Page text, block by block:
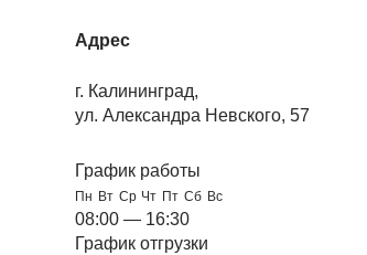
Адрес
г. Калининград,
ул. Александра Невского, 57
График работы
Пн Вт Ср Чт Пт Сб Вс
08:00 — 16:30
График отгрузки